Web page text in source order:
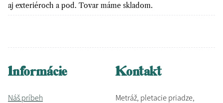
aj exteriéroch a pod. Tovar máme skladom.
Informácie
Náš príbeh
Kontakt
Metráž, pletacie priadze,